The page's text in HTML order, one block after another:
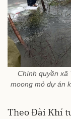
Chính quyền xã
moong mỏ dự án
Theo Đài Khí